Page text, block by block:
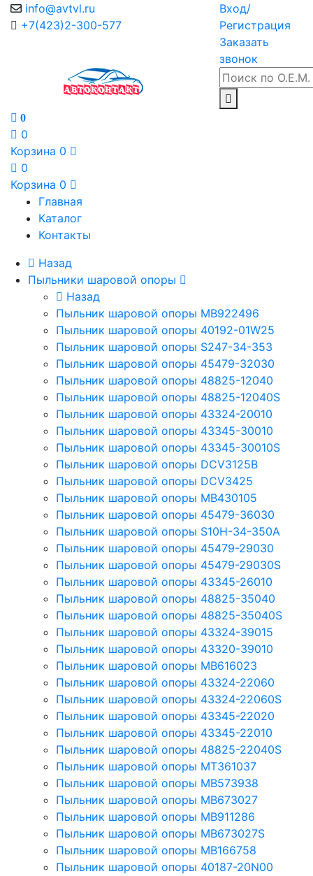
info@avtvl.ru
+7(423)2-300-577
Вход/
Регистрация
Заказать
звонок
0
0
Корзина 0
0
Корзина 0
Главная
Каталог
Контакты
Назад
Пыльники шаровой опоры
Назад
Пыльник шаровой опоры MB922496
Пыльник шаровой опоры 40192-01W25
Пыльник шаровой опоры S247-34-353
Пыльник шаровой опоры 45479-32030
Пыльник шаровой опоры 48825-12040
Пыльник шаровой опоры 48825-12040S
Пыльник шаровой опоры 43324-20010
Пыльник шаровой опоры 43345-30010
Пыльник шаровой опоры 43345-30010S
Пыльник шаровой опоры DCV3125B
Пыльник шаровой опоры DCV3425
Пыльник шаровой опоры MB430105
Пыльник шаровой опоры 45479-36030
Пыльник шаровой опоры S10H-34-350A
Пыльник шаровой опоры 45479-29030
Пыльник шаровой опоры 45479-29030S
Пыльник шаровой опоры 43345-26010
Пыльник шаровой опоры 48825-35040
Пыльник шаровой опоры 48825-35040S
Пыльник шаровой опоры 43324-39015
Пыльник шаровой опоры 43320-39010
Пыльник шаровой опоры MB616023
Пыльник шаровой опоры 43324-22060
Пыльник шаровой опоры 43324-22060S
Пыльник шаровой опоры 43345-22020
Пыльник шаровой опоры 43345-22010
Пыльник шаровой опоры 48825-22040S
Пыльник шаровой опоры MT361037
Пыльник шаровой опоры MB573938
Пыльник шаровой опоры MB673027
Пыльник шаровой опоры MB911286
Пыльник шаровой опоры MB673027S
Пыльник шаровой опоры MB166758
Пыльник шаровой опоры 40187-20N00